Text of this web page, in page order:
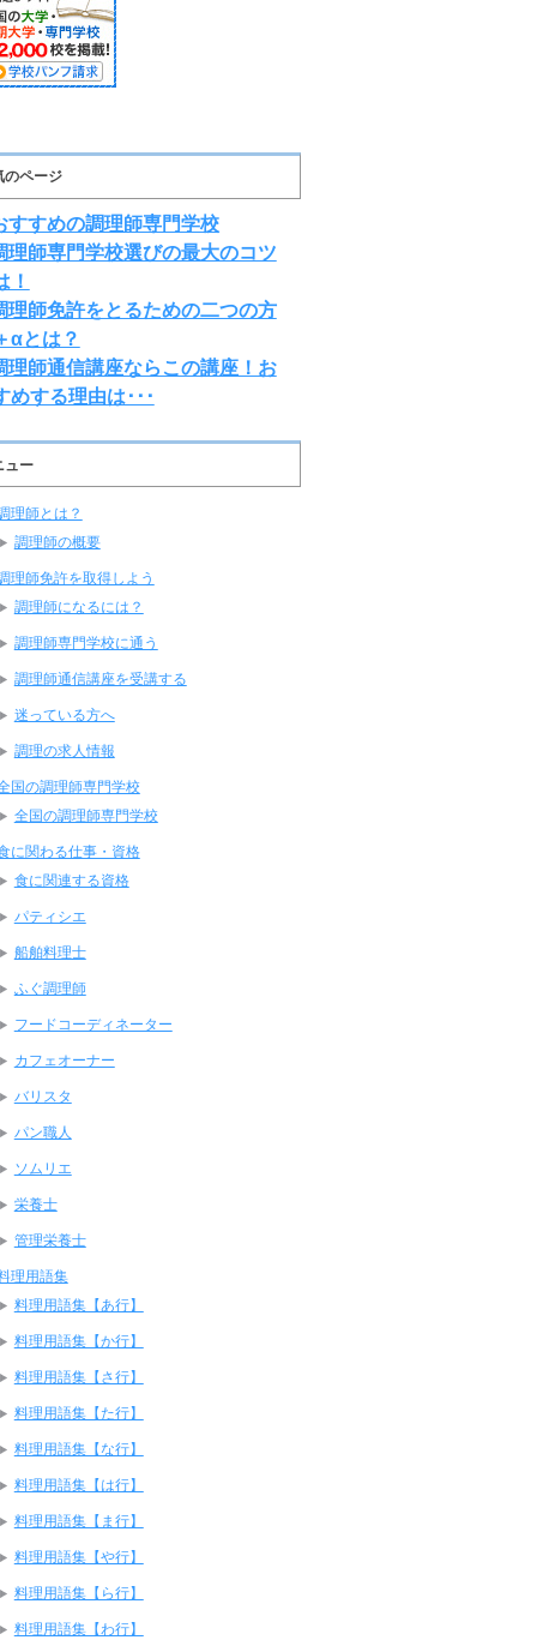
のページ
すすめの調理師専門学校
理師専門学校選びの最大のコツ
！
理師免許をとるための二つの方
αとは？
理師通信講座ならこの講座！お
めする理由は･･･
ュー
理師とは？
調理師の概要
理師免許を取得しよう
調理師になるには？
調理師専門学校に通う
調理師通信講座を受講する
迷っている方へ
調理の求人情報
国の調理師専門学校
全国の調理師専門学校
に関わる仕事・資格
食に関連する資格
パティシエ
船舶料理士
ふぐ調理師
フードコーディネーター
カフェオーナー
バリスタ
パン職人
ソムリエ
栄養士
管理栄養士
理用語集
料理用語集【あ行】
料理用語集【か行】
料理用語集【さ行】
料理用語集【た行】
料理用語集【な行】
料理用語集【は行】
料理用語集【ま行】
料理用語集【や行】
料理用語集【ら行】
料理用語集【わ行】